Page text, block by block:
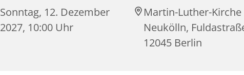
Sonntag, 12. Dezember
2027, 10:00 Uhr
Martin-Luther-Kirche
Neukölln,
12045 Berlin